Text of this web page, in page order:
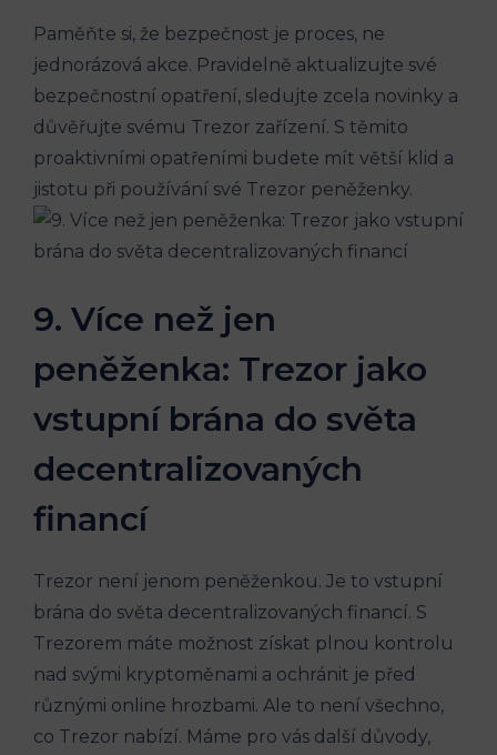
Paměňte si, že bezpečnost je proces, ne
jednorázová akce. Pravidelně aktualizujte své
bezpečnostní opatření, sledujte zcela novinky a
důvěřujte svému Trezor zařízení. S těmito
proaktivními opatřeními budete mít větší klid a
jistotu při používání své Trezor peněženky.
9. Více než jen
peněženka: Trezor jako
vstupní brána do světa
decentralizovaných
financí
Trezor není jenom peněženkou. Je to vstupní
brána do světa decentralizovaných financí. S
Trezorem máte možnost získat plnou kontrolu
nad svými kryptoměnami a ochránit je před
různými online hrozbami. Ale to není všechno,
co Trezor nabízí. Máme pro vás další důvody,